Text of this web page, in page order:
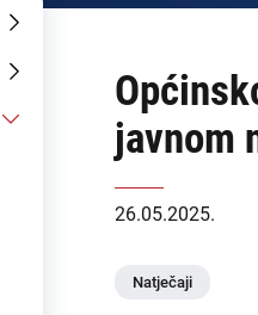
na
javnom
26.05.2025.
Natječaji